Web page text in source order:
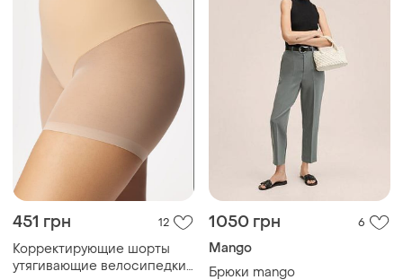
451 грн 12
Корректирующие шорты
утягивающие велосипедки
1050 грн 6
Mango
Брюки mango